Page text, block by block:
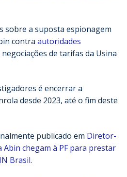
sobre a suposta espionagem
contra autoridades
de tarifas da Usina
é encerrar a
desde 2023, até o fim deste
publicado em Diretor-
chegam à PF para prestar
Brasil.